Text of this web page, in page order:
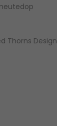
Thorns Design